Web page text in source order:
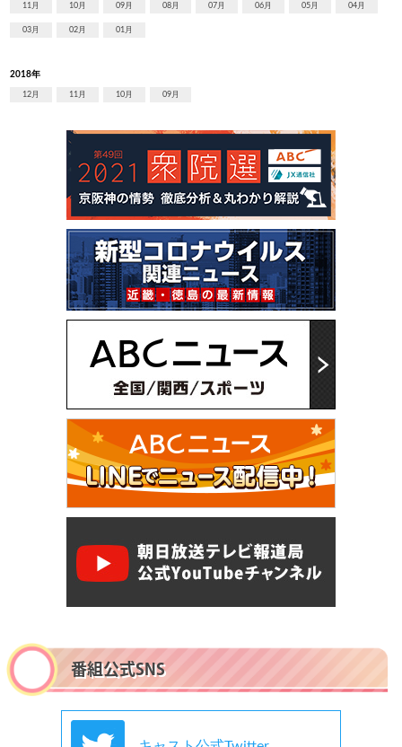
11月 10月 09月 08月 07月 06月 05月 04月
03月 02月 01月
2018年
12月 11月 10月 09月
番組公式SNS